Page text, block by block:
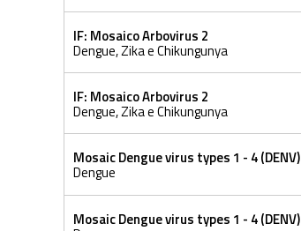
IF: Mosaico Arbovirus 2
Dengue, Zika e Chikungunya
IF: Mosaico Arbovirus 2
Dengue, Zika e Chikungunya
Mosaic Dengue virus types 1 - 4 (DENV)
Dengue
Mosaic Dengue virus types 1 - 4 (DENV)